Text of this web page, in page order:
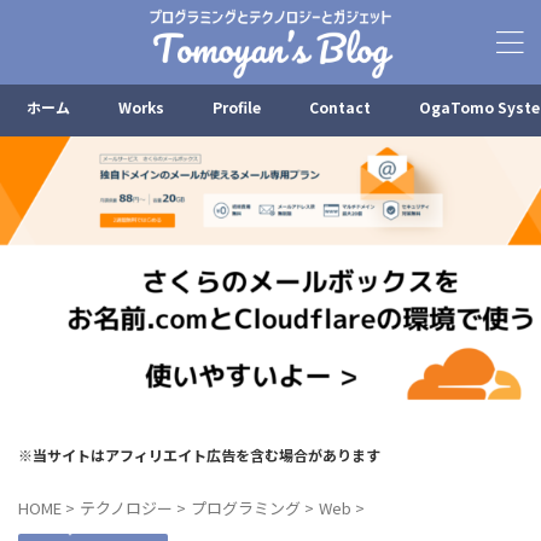
ホーム Works Profile Contact OgaTomo
※当サイトはアフィリエイト広告を含む場合があります
HOME > テクノロジー > プログラミング > Web >